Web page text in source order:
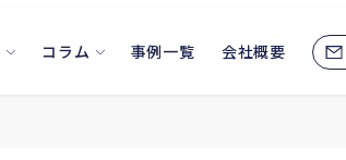
コラム 事例一覧 会社概要